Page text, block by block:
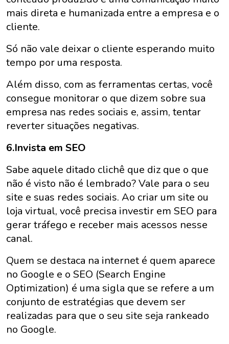
mais direta e humanizada entre a empresa e o
cliente.
Só não vale deixar o cliente esperando muito
tempo por uma resposta.
Além disso, com as ferramentas certas, você
consegue monitorar o que dizem sobre sua
empresa nas redes sociais e, assim, tentar
reverter situações negativas.
6.Invista em SEO
Sabe aquele ditado clichê que diz que o que
não é visto não é lembrado? Vale para o seu
site e suas redes sociais. Ao criar um site ou
loja virtual, você precisa investir em SEO para
gerar tráfego e receber mais acessos nesse
canal.
Quem se destaca na internet é quem aparece
no Google e o SEO (Search Engine
Optimization) é uma sigla que se refere a um
conjunto de estratégias que devem ser
realizadas para que o seu site seja rankeado
no Google.